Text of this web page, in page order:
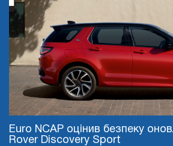
Euro NCAP оцінив безпеку
Rover Discovery Sport